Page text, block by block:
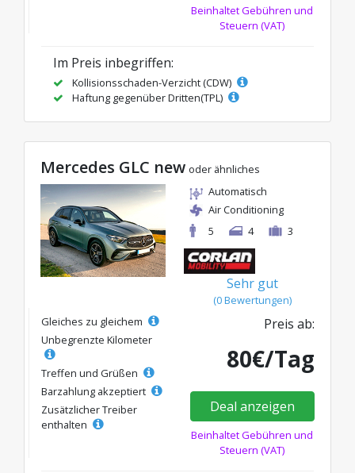
Beinhaltet Gebühren und
Steuern (VAT)
Im Preis inbegriffen:
Kollisionsschaden-Verzicht (CDW)
Haftung gegenüber Dritten(TPL)
Mercedes GLC new oder ähnliches
Automatisch
Air Conditioning
5
4 3
Sehr gut
(0 Bewertungen)
Gleiches zu gleichem
Unbegrenzte Kilometer
Treffen und Grüßen
Barzahlung akzeptiert
Zusätzlicher Treiber
enthalten
Preis ab:
80€/Tag
Deal anzeigen
Beinhaltet Gebühren und
Steuern (VAT)